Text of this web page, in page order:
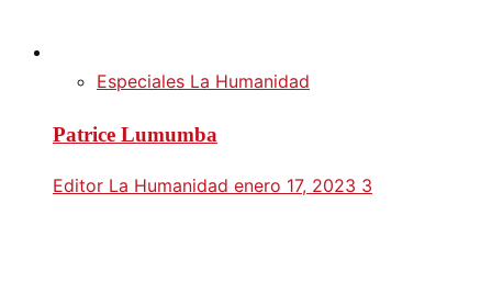
Especiales La Humanidad
Patrice Lumumba
Editor La Humanidad enero 17, 2023 3